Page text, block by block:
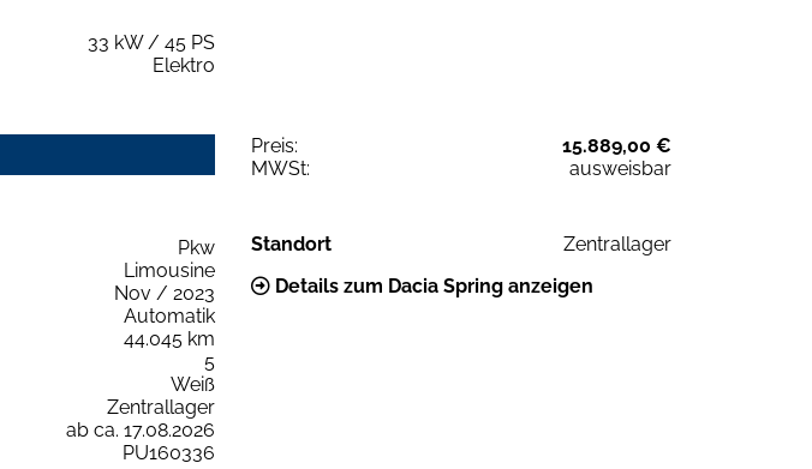
33 kW / 45 PS
Elektro
Preis:
15.889,00 €
MWSt:
ausweisbar
Pkw
Limousine
Nov / 2023
Automatik
44.045 km
5
Weiß
Zentrallager
ab ca. 17.08.2026
PU160336
Standort
Zentrallager
Details zum Dacia Spring anzeigen